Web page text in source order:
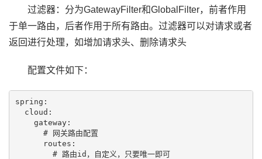
过滤器：分为GatewayFilter和GlobalFilter，前者作用
于单一路由，后者作用于所有路由。过滤器可以对请求或者
返回进行处理，如增加请求头、删除请求头
配置文件如下：
spring:
  cloud:
    gateway:
      # 网关路由配置
      routes:
        # 路由id，自定义，只要唯一即可